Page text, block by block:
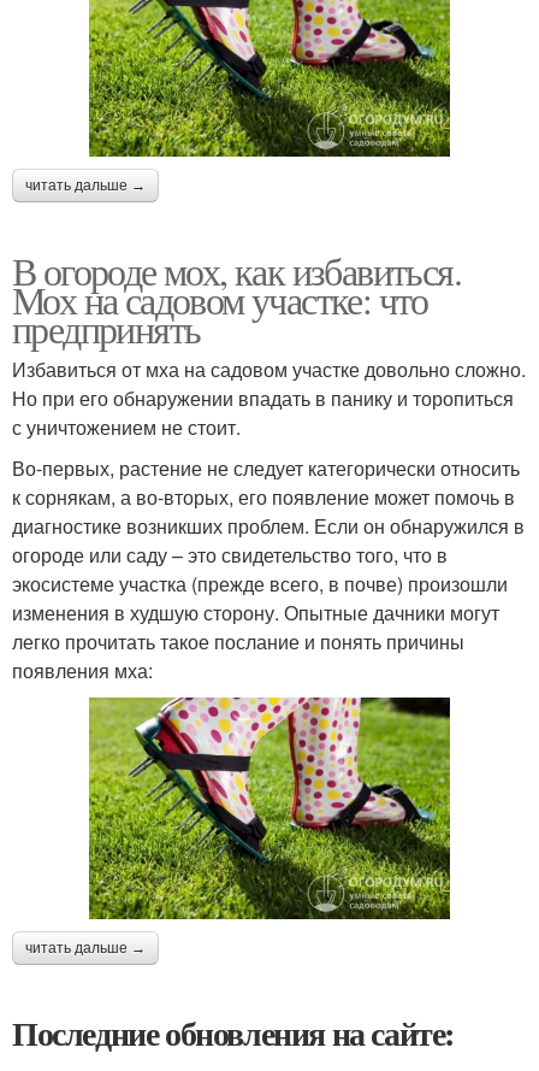
читать дальше →
В огороде мох, как избавиться.
Мох на садовом участке: что
предпринять
Избавиться от мха на садовом участке довольно сложно.
Но при его обнаружении впадать в панику и торопиться
с уничтожением не стоит.
Во-первых, растение не следует категорически относить
к сорнякам, а во-вторых, его появление может помочь в
диагностике возникших проблем. Если он обнаружился в
огороде или саду – это свидетельство того, что в
экосистеме участка (прежде всего, в почве) произошли
изменения в худшую сторону. Опытные дачники могут
легко прочитать такое послание и понять причины
появления мха:
читать дальше →
Последние обновления на сайте: